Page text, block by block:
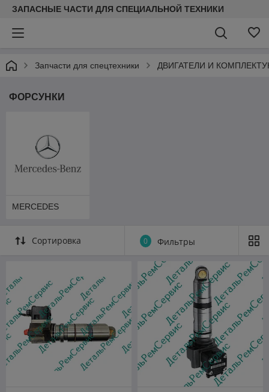
ЗАПАСНЫЕ ЧАСТИ ДЛЯ СПЕЦИАЛЬНОЙ ТЕХНИКИ
Запчасти для спецтехники ДВИГАТЕЛИ И
ФОРСУНКИ
MERCEDES
Сортировка 0 Фильтры